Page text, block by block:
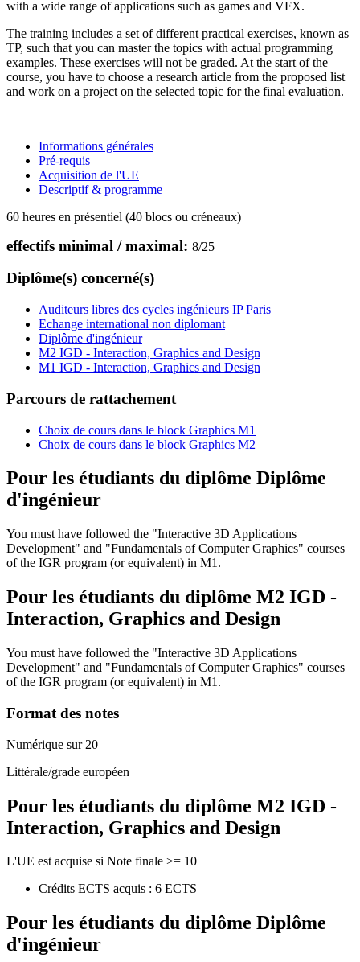
with a wide range of applications such as games and VFX.
The training includes a set of different practical exercises, known as
TP, such that you can master the topics with actual programming
examples. These exercises will not be graded. At the start of the
course, you have to choose a research article from the proposed list
and work on a project on the selected topic for the final evaluation.
Informations générales
Pré-requis
Acquisition de l'UE
Descriptif & programme
60 heures en présentiel (40 blocs ou créneaux)
effectifs minimal / maximal: 8/25
Diplôme(s) concerné(s)
Auditeurs libres des cycles ingénieurs IP Paris
Echange international non diplomant
Diplôme d'ingénieur
M2 IGD - Interaction, Graphics and Design
M1 IGD - Interaction, Graphics and Design
Parcours de rattachement
Choix de cours dans le block Graphics M1
Choix de cours dans le block Graphics M2
Pour les étudiants du diplôme Diplôme
d'ingénieur
You must have followed the "Interactive 3D Applications
Development" and "Fundamentals of Computer Graphics" courses
of the IGR program (or equivalent) in M1.
Pour les étudiants du diplôme M2 IGD -
Interaction, Graphics and Design
You must have followed the "Interactive 3D Applications
Development" and "Fundamentals of Computer Graphics" courses
of the IGR program (or equivalent) in M1.
Format des notes
Numérique sur 20
Littérale/grade européen
Pour les étudiants du diplôme M2 IGD -
Interaction, Graphics and Design
L'UE est acquise si Note finale >= 10
Crédits ECTS acquis : 6 ECTS
Pour les étudiants du diplôme Diplôme
d'ingénieur